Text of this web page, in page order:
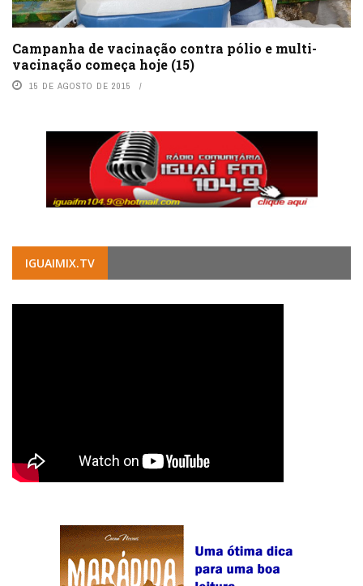
Campanha de vacinação contra pólio e multi-
vacinação começa hoje (15)
15 DE AGOSTO DE 2015
IGUAIMIX.TV